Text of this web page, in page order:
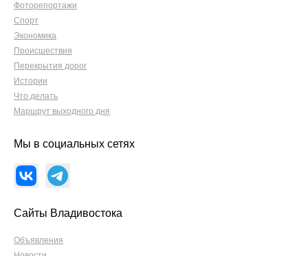
Фоторепортажи
Спорт
Экономика
Происшествия
Перекрытия дорог
Истории
Что делать
Маршрут выходного дня
Мы в социальных сетях
Сайты Владивостока
Объявления